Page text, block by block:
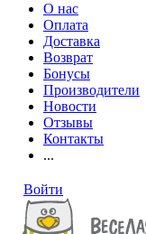
О нас
Оплата
Доставка
Возврат
Бонусы
Производители
Новости
Отзывы
Контакты
...
Войти